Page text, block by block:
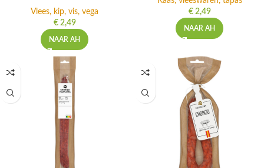
Vlees, kip, vis, vega
€ 2,49
NAAR AH
Kaas, vleeswaren, tapas
€ 2,49
NAAR AH